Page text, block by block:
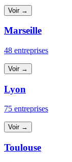
Voir →
Marseille
48 entreprises
Voir →
Lyon
75 entreprises
Voir →
Toulouse